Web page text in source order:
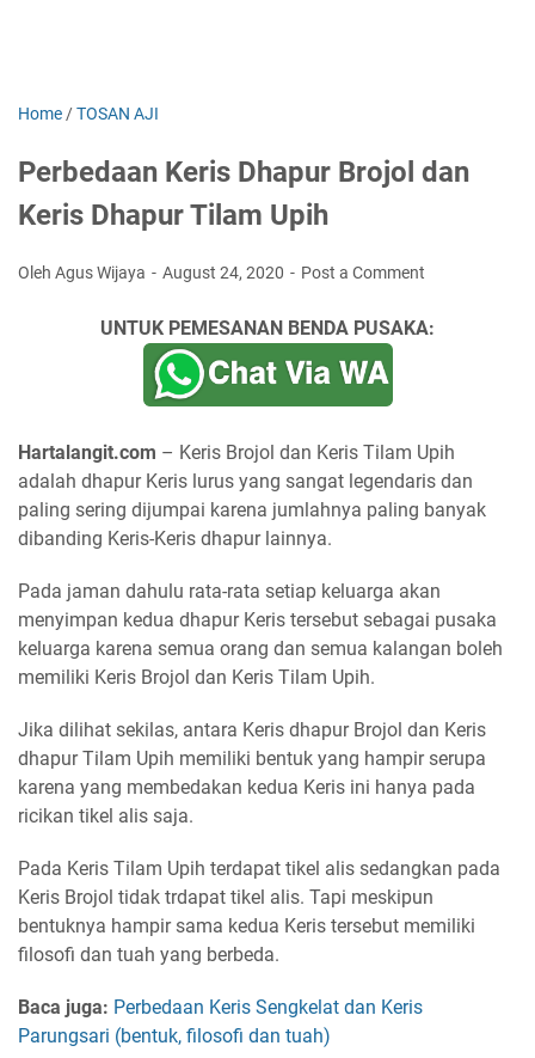
Home /TOSAN AJI
Perbedaan Keris Dhapur Brojol dan
Keris Dhapur Tilam Upih
Oleh Agus Wijaya August 24, 2020 Post a Comment
UNTUK PEMESANAN BENDA PUSAKA:
Hartalangit.com – Keris Brojol dan Keris Tilam Upih
adalah dhapur Keris lurus yang sangat legendaris dan
paling sering dijumpai karena jumlahnya paling banyak
dibanding Keris-Keris dhapur lainnya.
Pada jaman dahulu rata-rata setiap keluarga akan
menyimpan kedua dhapur Keris tersebut sebagai pusaka
keluarga karena semua orang dan semua kalangan boleh
memiliki Keris Brojol dan Keris Tilam Upih.
Jika dilihat sekilas, antara Keris dhapur Brojol dan Keris
dhapur Tilam Upih memiliki bentuk yang hampir serupa
karena yang membedakan kedua Keris ini hanya pada
ricikan tikel alis saja.
Pada Keris Tilam Upih terdapat tikel alis sedangkan pada
Keris Brojol tidak trdapat tikel alis. Tapi meskipun
bentuknya hampir sama kedua Keris tersebut memiliki
filosofi dan tuah yang berbeda.
Baca juga: Perbedaan Keris Sengkelat dan Keris
Parungsari (bentuk, filosofi dan tuah)